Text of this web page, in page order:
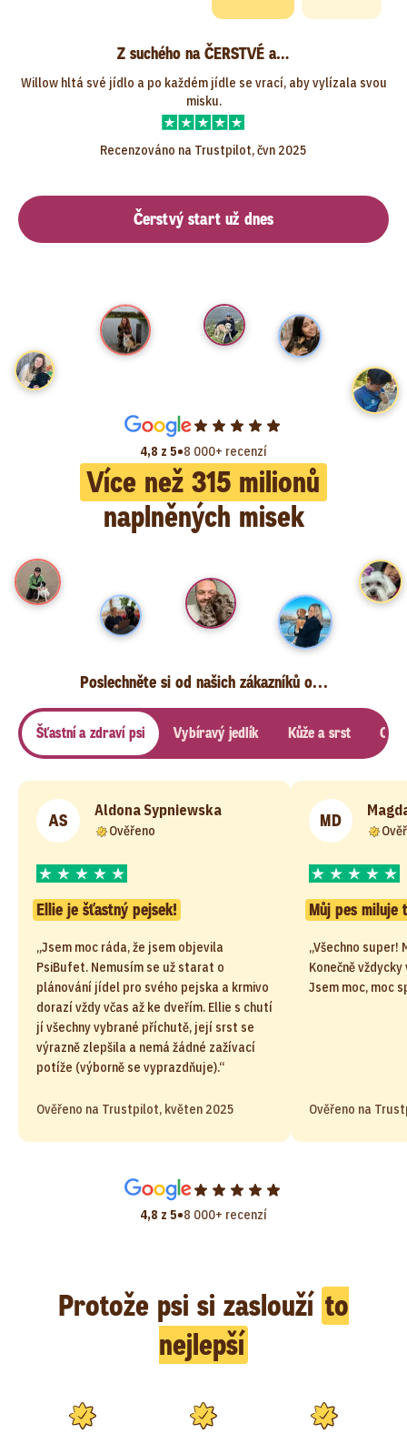
Z suchého na ČERSTVÉ a…
Willow hltá své jídlo a po každém jídle se vrací, aby vylízala svou
misku.
Recenzováno na Trustpilot, čvn 2025
Čerstvý start už dnes
4,8 z 5•8 000+ recenzí
Více než 315 milionů
naplněných misek
Poslechněte si od našich zákazníků o...
Šťastní a zdraví psi Vybíravý jedlík Kůže a srst
AS Aldona Sypniewska
Ověřeno
Ellie je šťastný pejsek!
„Jsem moc ráda, že jsem objevila
PsiBufet. Nemusím se už starat o
plánování jídel pro svého pejska a krmivo
dorazí vždy včas až ke dveřím. Ellie s chutí
jí všechny vybrané příchutě, její srst se
výrazně zlepšila a nemá žádné zažívací
potíže (výborně se vyprazdňuje).“
Ověřeno na Trustpilot, květen 2025
MD
Můj pes miluje
„Všechno
Konečně
Jsem moc, moc
Ověřeno na
4,8 z 5•8 000+ recenzí
Protože psi si zaslouží to
nejlepší